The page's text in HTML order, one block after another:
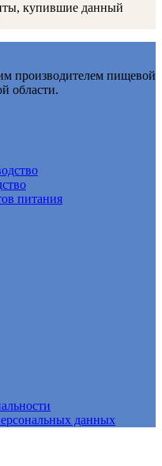
купившие данный
производителем пищевой
области.
питания
данных